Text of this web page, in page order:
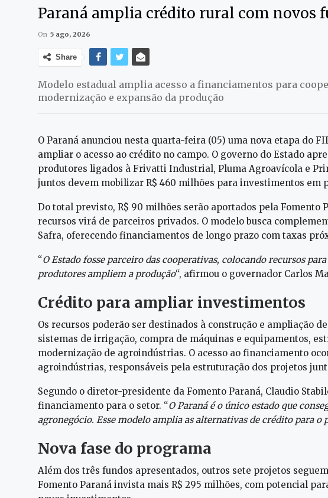
Paraná amplia crédito rural com novos
On 5 ago, 2026
Share
Modelo estadual amplia acesso a financiamentos para
modernização e expansão da produção
O Paraná anunciou nesta quarta-feira (05) uma nova etapa do
ampliar o acesso ao crédito no campo. O governo do Estado
produtores ligados à Frivatti Industrial, Pluma Agroavícola e
juntos devem mobilizar R$ 460 milhões para investimentos em
Do total previsto, R$ 90 milhões serão aportados pela Fomento
recursos virá de parceiros privados. O modelo busca
Safra, oferecendo financiamentos de longo prazo com taxas
“O Estado fosse parceiro das cooperativas, colocando recursos
produtores ampliem a produção“, afirmou o governador Carlos
Crédito para ampliar investimentos
Os recursos poderão ser destinados à construção e ampliação
sistemas de irrigação, compra de máquinas e equipamentos,
modernização de agroindústrias. O acesso ao financiamento
agroindústrias, responsáveis pela estruturação dos projetos
Segundo o diretor-presidente da Fomento Paraná, Claudio
financiamento para o setor. “O Paraná é o único estado que
agronegócio. Esse modelo amplia as alternativas de crédito para
Nova fase do programa
Além dos três fundos apresentados, outros sete projetos
Fomento Paraná invista mais R$ 295 milhões, com potencial